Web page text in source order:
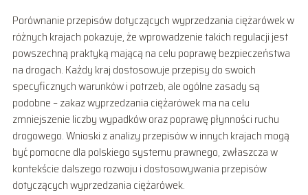
Porównanie przepisów dotyczących wyprzedzania ciężarówek w
różnych krajach pokazuje, że wprowadzenie takich regulacji jest
powszechną praktyką mającą na celu poprawę bezpieczeństwa
na drogach. Każdy kraj dostosowuje przepisy do swoich
specyficznych warunków i potrzeb, ale ogólne zasady są
podobne – zakaz wyprzedzania ciężarówek ma na celu
zmniejszenie liczby wypadków oraz poprawę płynności ruchu
drogowego. Wnioski z analizy przepisów w innych krajach mogą
być pomocne dla polskiego systemu prawnego, zwłaszcza w
kontekście dalszego rozwoju i dostosowywania przepisów
dotyczących wyprzedzania ciężarówek.